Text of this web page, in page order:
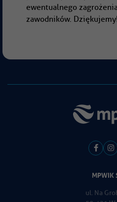
ewentualnego
zawodników. Dziękujemy!
MPWIK
ul. Na